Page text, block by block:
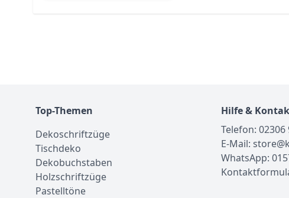
Top-Themen
Dekoschriftzüge
Tischdeko
Dekobuchstaben
Holzschriftzüge
Pastelltöne
Hilfe &
Telefon: 02306
E-Mail:
WhatsApp: